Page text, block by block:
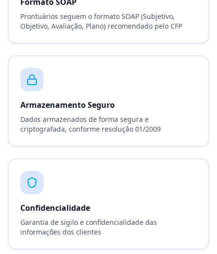
Prontuários seguem o formato SOAP (Subjetivo,
Objetivo, Avaliação, Plano) recomendado pelo CFP
Armazenamento Seguro
Dados armazenados de forma segura e
criptografada, conforme resolução 01/2009
Confidencialidade
Garantia de sigilo e confidencialidade das
informações dos clientes